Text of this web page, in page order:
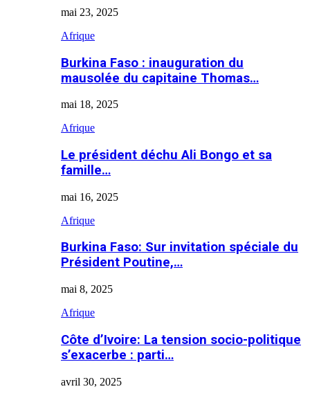
mai 23, 2025
Afrique
Burkina Faso : inauguration du
mausolée du capitaine Thomas…
mai 18, 2025
Afrique
Le président déchu Ali Bongo et sa
famille…
mai 16, 2025
Afrique
Burkina Faso: Sur invitation spéciale du
Président Poutine,…
mai 8, 2025
Afrique
Côte d’Ivoire: La tension socio-politique
s’exacerbe : parti…
avril 30, 2025